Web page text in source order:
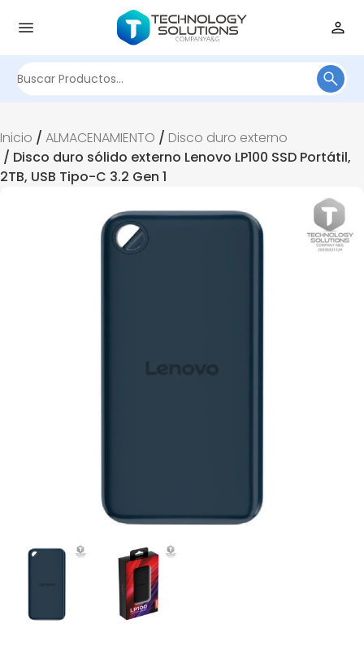
Inicio / ALMACENAMIENTO / Disco duro externo
/ Disco duro sólido externo Lenovo LP100 SSD Portátil,
2TB, USB Tipo-C 3.2 Gen 1